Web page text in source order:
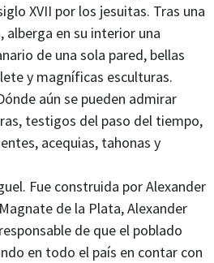
XVII por los jesuitas. Tras una
alberga en su interior una
de una sola pared, bellas
y magníficas esculturas.
aún se pueden admirar
testigos del paso del tiempo,
acequias, tahonas y
Fue construida por Alexander
de la Plata, Alexander
de que el poblado
en todo el país en contar con